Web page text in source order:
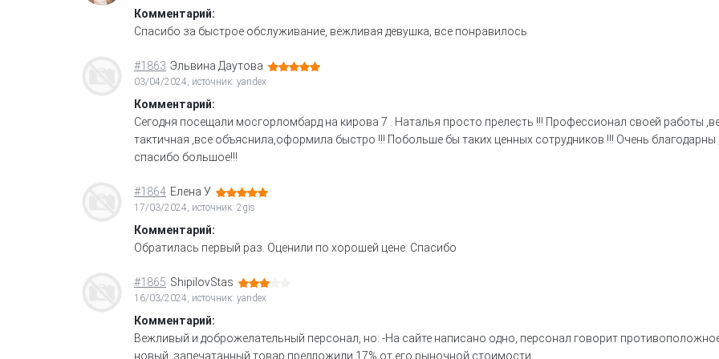
Комментарий:
Спасибо за быстрое обслуживание, вежливая девушка, все понравилось
#1863 Эльвина Даутова
03/04/2024, источник: yandex
Комментарий:
Сегодня посещали мосгорломбард на кирова 7 . Наталья просто прелесть !!! Профессионал своей работы
тактичная ,все объяснила,оформила быстро !!! Побольше бы таких ценных сотрудников !!! Очень благодарны ,
спасибо большое!!!
#1864 Елена У
17/03/2024, источник: 2gis
Комментарий:
Обратилась первый раз. Оценили по хорошей цене. Спасибо
#1865 ShipilovStas
16/03/2024, источник: yandex
Комментарий:
Вежливый и доброжелательный персонал, но: -На сайте написано одно, персонал говорит
новый, запечатанный товар предложили 17% от его рыночной стоимости...